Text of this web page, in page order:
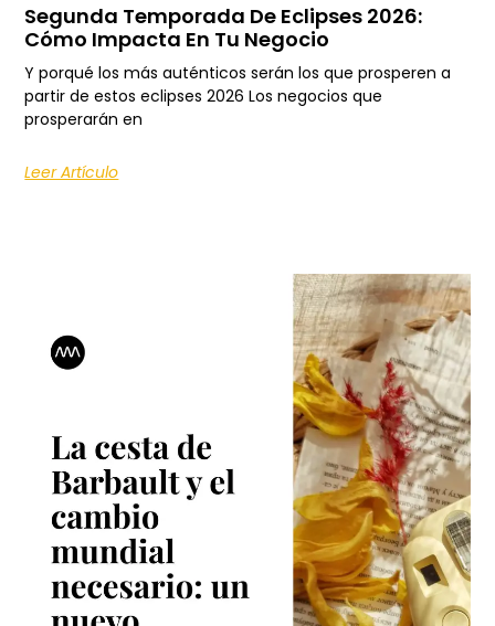
Segunda Temporada De Eclipses 2026:
Cómo Impacta En Tu Negocio
Y porqué los más auténticos serán los que prosperen a
partir de estos eclipses 2026 Los negocios que
prosperarán en
Leer Artículo